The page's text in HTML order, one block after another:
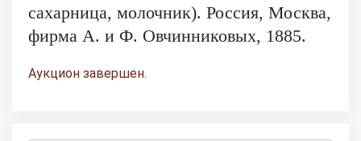
сахарница, молочник). Россия, Москва,
фирма А. и Ф. Овчинниковых, 1885.
Аукцион завершен.